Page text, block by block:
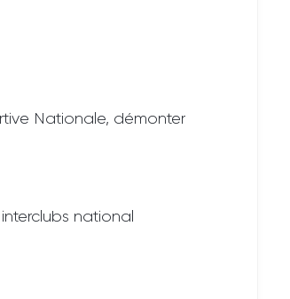
Nationale, démonter
national